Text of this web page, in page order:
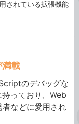
されている拡張機能
満載
のデバッグな
っており、Web
などに愛用され